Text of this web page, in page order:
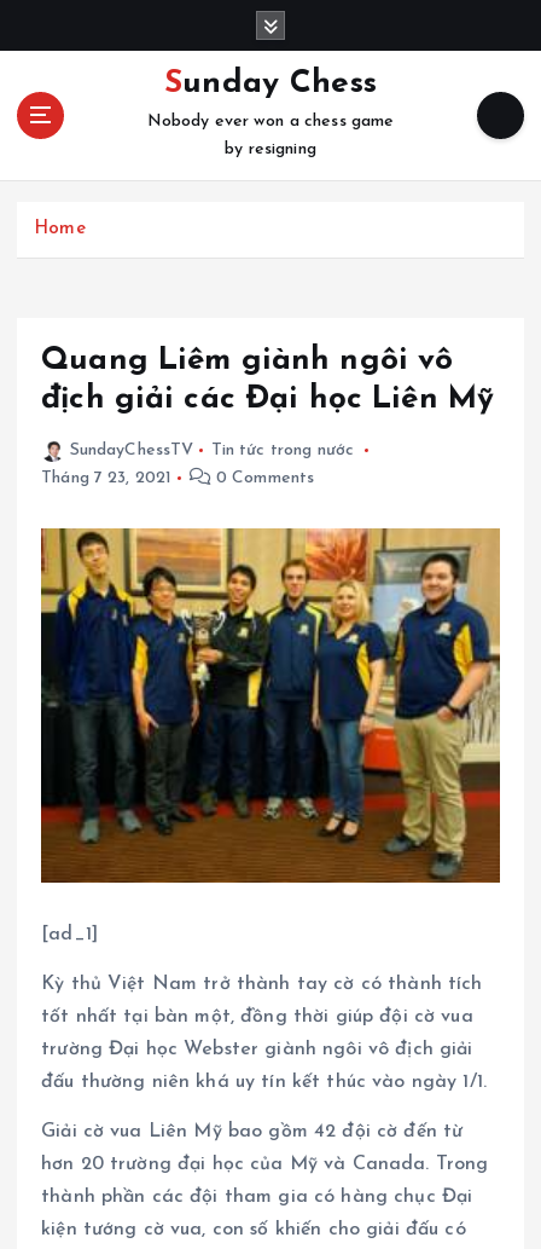
c
Sunday Chess
Nobody ever won a chess game
by resigning
Home
Quang Liêm giành ngôi vô
địch giải các Đại học Liên Mỹ
SundayChessTV
Tin tức trong nước
Tháng 7 23, 2021
0 Comments
[ad_1]
Kỳ thủ Việt Nam trở thành tay cờ có thành tích
tốt nhất tại bàn một, đồng thời giúp đội cờ vua
trường Đại học Webster giành ngôi vô địch giải
đấu thường niên khá uy tín kết thúc vào ngày 1/1.
Giải cờ vua Liên Mỹ bao gồm 42 đội cờ đến từ
hơn 20 trường đại học của Mỹ và Canada. Trong
thành phần các đội tham gia có hàng chục Đại
kiện tướng cờ vua, con số khiến cho giải đấu có